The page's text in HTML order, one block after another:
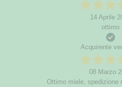
14 Aprile
ottimo
Acquirente
08 Marzo
Ottimo miele, spedizione